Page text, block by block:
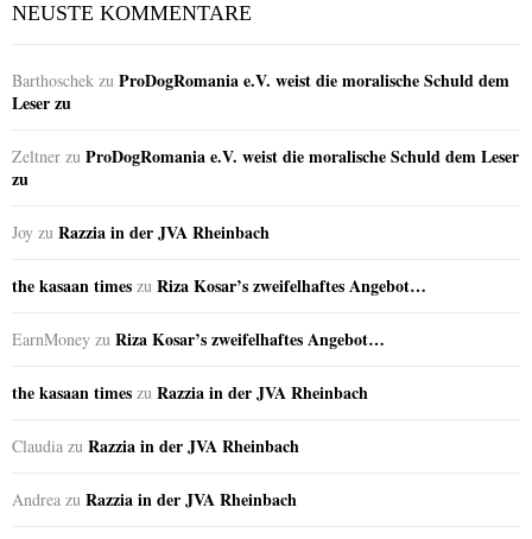
NEUSTE KOMMENTARE
Barthoschek zu ProDogRomania e.V. weist die moralische Schuld dem
Leser zu
Zeltner zu ProDogRomania e.V. weist die moralische Schuld dem Leser
zu
Joy zu Razzia in der JVA Rheinbach
the kasaan times zu Riza Kosar’s zweifelhaftes Angebot…
EarnMoney zu Riza Kosar’s zweifelhaftes Angebot…
the kasaan times zu Razzia in der JVA Rheinbach
Claudia zu Razzia in der JVA Rheinbach
Andrea zu Razzia in der JVA Rheinbach